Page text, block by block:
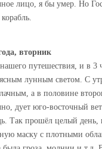
лицо, я бы умер. Но
вторник
путешествия, и в 3
лунным светом. С
а в половине
дует юго-восточный
Так прошёл целый день,
маску с плотными